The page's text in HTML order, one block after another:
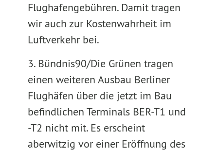
Flughafengebühren. Damit tragen
wir auch zur Kostenwahrheit im
Luftverkehr bei.
3. Bündnis90/Die Grünen tragen
einen weiteren Ausbau Berliner
Flughäfen über die jetzt im Bau
befindlichen Terminals BER-T1 und
-T2 nicht mit. Es erscheint
aberwitzig vor einer Eröffnung des